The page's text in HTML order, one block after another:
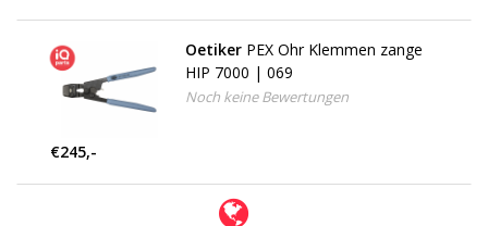
Oetiker PEX Ohr Klemmen zange
HIP 7000 | 069
Noch keine Bewertungen
€245,-